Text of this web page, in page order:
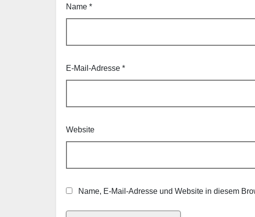
Name *
E-Mail-Adresse *
Website
Name, E-Mail-Adresse und Website in diesem